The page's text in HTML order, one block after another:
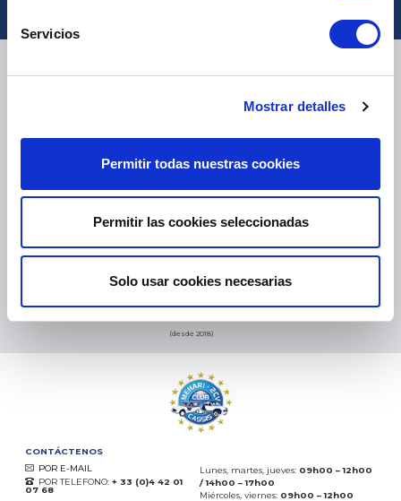
Servicios
Mostrar detalles
Permitir todas nuestras cookies
Permitir las cookies seleccionadas
Solo usar cookies necesarias
PAQUETES PEQUEÑOS:COLISSIMO, TNT, DPD-PAQUETES GRANDES:TNT, GÉODIS, FRANCE EXPRESS, DPD
eKomi
THE FEEDBACK
COMPANY
Excelente:4.5/5
(desde 2018)
CONTÁCTENOS
POR E-MAIL
POR TELEFONO: + 33 (0)4 42 01
07 68
Lunes, martes, jueves: 09h00 – 12h00
/ 14h00 – 17h00
Miércoles, viernes: 09h00 – 12h00